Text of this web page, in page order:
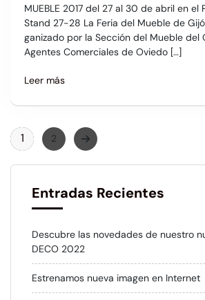
MUEBLE 2017 del 27 al 30 de abril en el
Stand 27-28 La Feria del Mueble de
ganizado por la Sección del Mueble del
Agentes Comerciales de Oviedo […]
Leer más
1 2
Entradas Recientes
Descubre las novedades de nuestro
DECO 2022
Estrenamos nueva imagen en Internet